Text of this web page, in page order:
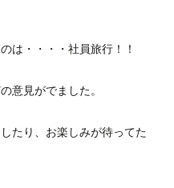
は・・・・社員旅行！！
意見がでました。
たり、お楽しみが待ってた